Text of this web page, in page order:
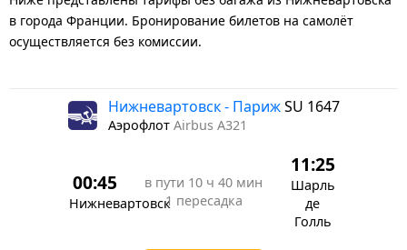
в города Франции. Бронирование билетов на самолёт
осуществляется без комиссии.
Нижневартовск - ПарижSU 1647
Аэрофлот Airbus A321
00:45
Нижневартовск
в пути 10 ч 40 мин
1 пересадка
11:25
Шарль
де
Голль